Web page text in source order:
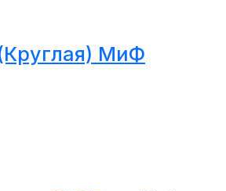
МиФ